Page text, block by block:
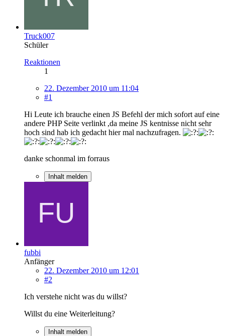
Truck007
Schüler
Reaktionen
1
22. Dezember 2010 um 11:04
#1
Hi Leute ich brauche einen JS Befehl der mich sofort auf eine
andere PHP Seite verlinkt ,da meine JS kentnisse nicht sehr
hoch sind hab ich gedacht hier mal nachzufragen.
danke schonmal im forraus
Inhalt melden
fubbi
Anfänger
22. Dezember 2010 um 12:01
#2
Ich verstehe nicht was du willst?
Willst du eine Weiterleitung?
Inhalt melden